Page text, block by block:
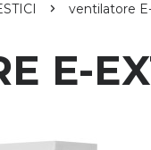
ventilatore
E-